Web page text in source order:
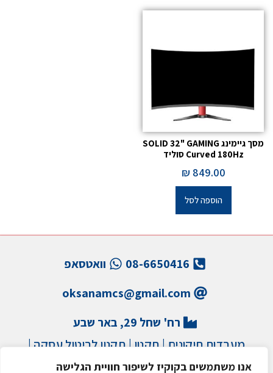
אנו משתמשים בקוקיז לשיפור חוויית הגלישה
מסך גיימינג SOLID 32" GAMING
Curved 180Hz סוליד
849.00
₪
הוספה לסל
מעבדות תיקונים|תקנון|תקנון לביטול עסקה|
הצהרת נגישות |מדיניות פרטיות|מדיניות משלוחים
08-6650416
וואטסאפ
oksanamcs@gmail.com
רח' שחל 29, באר שבע